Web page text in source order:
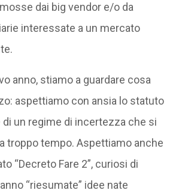
dai big vendor e/o da
interessate a un mercato
anno, stiamo a guardare cosa
aspettiamo con ansia lo statuto
di un regime di incertezza che si
troppo tempo. Aspettiamo anche
“Decreto Fare 2”, curiosi di
“riesumate” idee nate